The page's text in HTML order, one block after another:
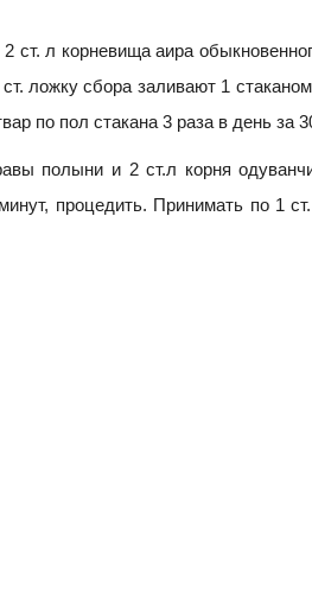
ст. л корневища аира
ложку сбора заливают 1 стаканом
по пол стакана 3 раза в день за
полыни и 2 ст.л корня
процедить. Принимать по 1